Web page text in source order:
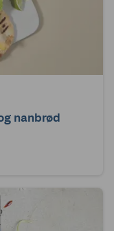
nanbrød